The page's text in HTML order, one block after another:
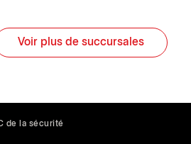
Voir plus de succursales
de la sécurité